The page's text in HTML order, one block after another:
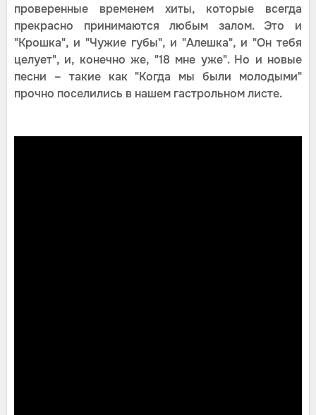
проверенные временем хиты, которые всегда
прекрасно принимаются любым залом. Это и
"Крошка", и "Чужие губы", и "Алешка", и "Он тебя
целует", и, конечно же, "18 мне уже". Но и новые
песни – такие как "Когда мы были молодыми"
прочно поселились в нашем гастрольном листе.